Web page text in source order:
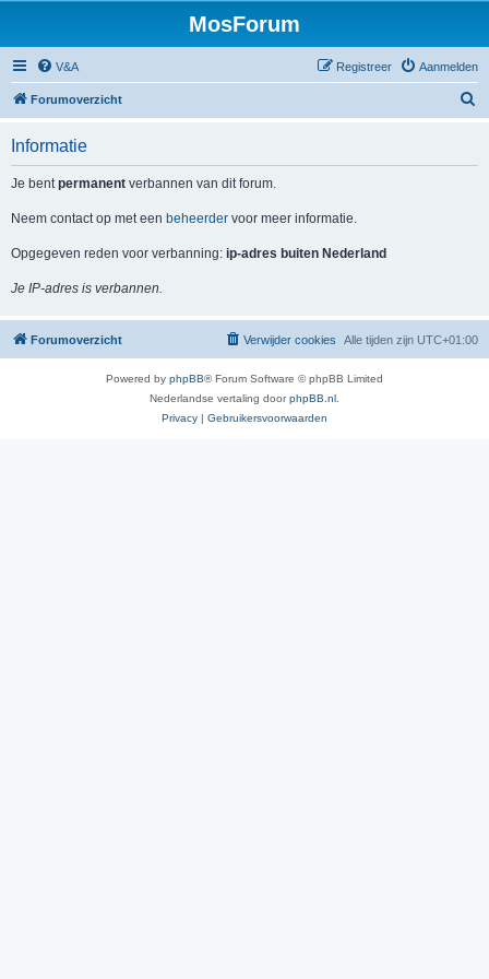
MosForum
V&A Aanmelden
Registreer
Forumoverzicht
Informatie
Je bentpermanent verbannen van dit forum.
Neem contact op met een beheerder voor meer informatie.
Opgegeven reden voor verbanning: ip-adres buiten Nederland
Je IP-adres is verbannen.
Forumoverzicht Alle tijden zijn UTC+01:00
Verwijder cookies
Powered by phpBB® Forum Software © phpBB Limited
Nederlandse vertaling doorphpBB.nl
Privacy | Gebruikersvoorwaarden